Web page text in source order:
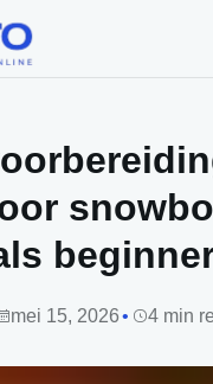
mei 15, 2026 4 min